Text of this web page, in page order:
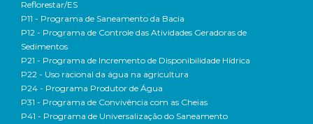
Reflorestar/ES
P11 - Programa de Saneamento da Bacia
P12 - Programa de Controle das Atividades Geradoras de
Sedimentos
P21 - Programa de Incremento de Disponibilidade Hídrica
P22 - Uso racional da água na agricultura
P24 - Programa Produtor de Água
P31 - Programa de Convivência com as Cheias
P41 - Programa de Universalização do Saneamento